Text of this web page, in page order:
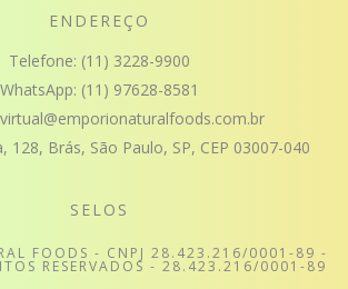
ENDEREÇO
Telefone: (11) 3228-9900
WhatsApp: (11) 97628-8581
virtual@emporionaturalfoods.com.br
128, Brás, São Paulo, SP, CEP 03007-040
SELOS
FOODS - CNPJ 28.423.216/0001-89 -
RESERVADOS - 28.423.216/0001-89